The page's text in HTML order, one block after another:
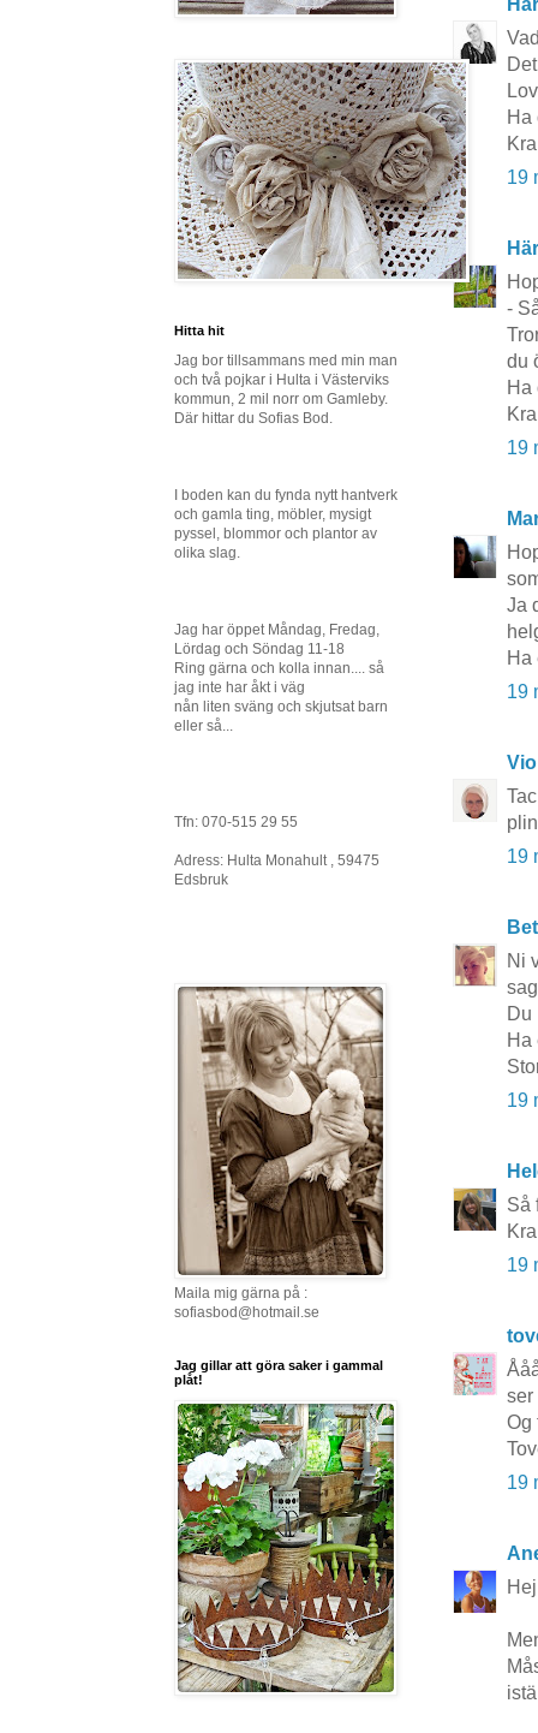
Ha
19
-
du
Ha
19
Ja
Ha
19
19
Ni
Du
Ha
19
Så
19
ser
Og
19
Hitta hit
Jag bor tillsammans med min man
och två pojkar i Hulta i Västerviks
kommun, 2 mil norr om Gamleby.
Där hittar du Sofias Bod.
I boden kan du fynda nytt hantverk
och gamla ting, möbler, mysigt
pyssel, blommor och plantor av
olika slag.
Jag har öppet Måndag, Fredag,
Lördag och Söndag 11-18
Ring gärna och kolla innan.... så
jag inte har åkt i väg
nån liten sväng och skjutsat barn
eller så...
Tfn: 070-515 29 55
Adress: Hulta Monahult , 59475
Edsbruk
Maila mig gärna på :
sofiasbod@hotmail.se
Jag gillar att göra saker i gammal
plåt!